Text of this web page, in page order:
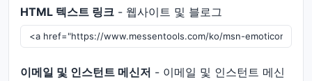
HTML 텍스트 링크 - 웹사이트 및 블로그
이메일 및 인스턴트 메신저 - 이메일 및 인스턴트 메신